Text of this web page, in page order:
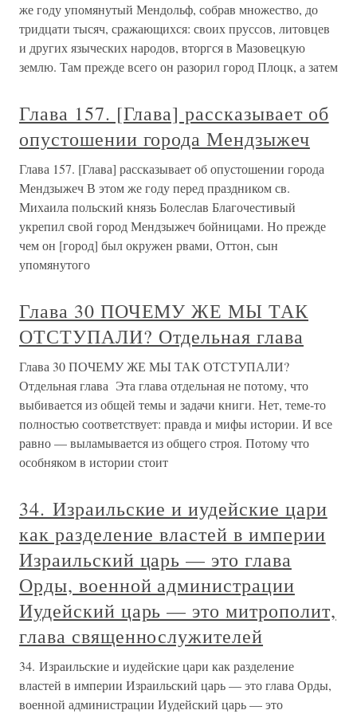
же году упомянутый Мендольф, собрав мно­жество, до
тридцати тысяч, сражающихся: своих пруссов, литовцев
и других языческих народов, вторгся в Мазовецкую
землю. Там прежде всего он разорил город Плоцк, а затем
Глава 157. [Глава] рассказывает об
опустошении города Мендзыжеч
Глава 157. [Глава] рассказывает об опустошении города
Мендзыжеч В этом же году перед праздником св.
Михаила поль­ский князь Болеслав Благочестивый
укрепил свой го­род Мендзыжеч бойницами. Но прежде
чем он [город] был окружен рвами, Оттон, сын
упомянутого
Глава 30 ПОЧЕМУ ЖЕ МЫ ТАК
ОТСТУПАЛИ? Отдельная глава
Глава 30 ПОЧЕМУ ЖЕ МЫ ТАК ОТСТУПАЛИ?
Отдельная глава Эта глава отдельная не потому, что
выбивается из общей темы и задачи книги. Нет, теме-то
полностью соответствует: правда и мифы истории. И все
равно — выламывается из общего строя. Потому что
особняком в истории стоит
34. Израильские и иудейские цари
как разделение властей в империи
Израильский царь — это глава
Орды, военной администрации
Иудейский царь — это митрополит,
глава священнослужителей
34. Израильские и иудейские цари как разделение
властей в империи Израильский царь — это глава Орды,
военной администрации Иудейский царь — это